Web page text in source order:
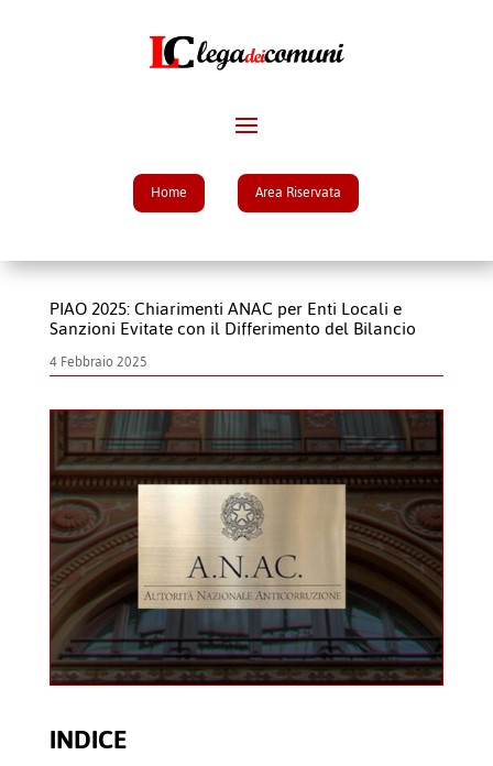
Home Area Riservata
PIAO 2025: Chiarimenti ANAC per Enti Locali e
Sanzioni Evitate con il Differimento del Bilancio
4 Febbraio 2025
INDICE